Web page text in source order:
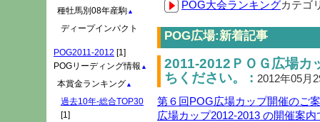
POG大会ランキングカテ
POG広場:新着記事
2011-2012ＰＯＧ広場カ
ちください。 : 2012年05月
第６回POG広場カップ開催のご
広場カップ2012-2013 の開催案
種牡馬別08年産駒 ▲
ディープインパクト
POG2011-2012 [1]
POGリーディング情報 ▲
本賞金ランキング ▲
過去10年-総合TOP30
[1]